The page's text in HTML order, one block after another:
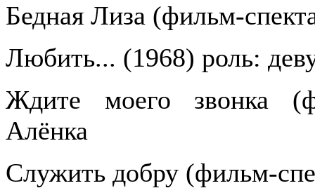
Бедная Лиза (фильм-
Любить... (1968) роль:
Ждите моего звонка
Алёнка
Служить добру (фильм-